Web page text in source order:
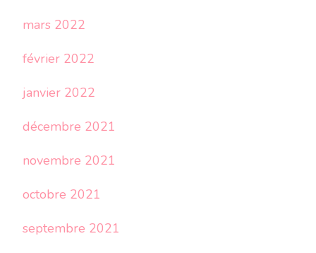
mars 2022
février 2022
janvier 2022
décembre 2021
novembre 2021
octobre 2021
septembre 2021